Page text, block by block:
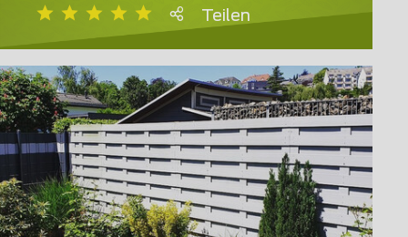
Teilen